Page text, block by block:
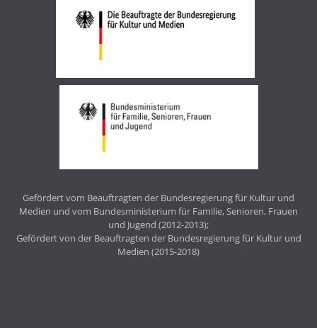
Gefördert vom Beauftragten der Bundesregierung für Kultur und
Medien und vom Bundesministerium für Familie, Senioren, Frauen
und Jugend (2012-2013);
Gefördert von der Beauftragten der Bundesregierung für Kultur und
Medien (2015-2018)